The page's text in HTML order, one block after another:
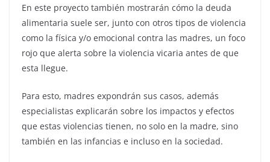
En este proyecto también mostrarán cómo la deuda
alimentaria suele ser, junto con otros tipos de violencia
como la física y/o emocional contra las madres, un foco
rojo que alerta sobre la violencia vicaria antes de que
esta llegue.
Para esto, madres expondrán sus casos, además
especialistas explicarán sobre los impactos y efectos
que estas violencias tienen, no solo en la madre, sino
también en las infancias e incluso en la sociedad.